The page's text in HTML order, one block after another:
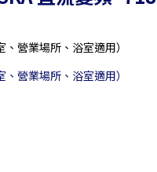
營業場所、浴室適用）
營業場所、浴室適用）